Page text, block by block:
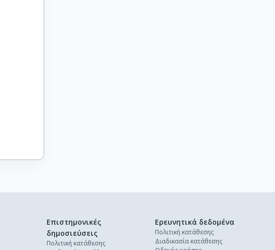
Επιστημονικές
δημοσιεύσεις
Πολιτική κατάθεσης
Ερευνητικά δεδομένα
Πολιτική κατάθεσης
Διαδικασία κατάθεσης